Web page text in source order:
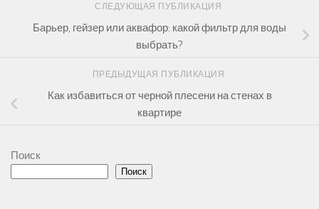
СЛЕДУЮЩАЯ ПУБЛИКАЦИЯ
Барьер, гейзер или аквафор: какой фильтр для воды
выбрать?
ПРЕДЫДУЩАЯ ПУБЛИКАЦИЯ
Как избавиться от черной плесени на стенах в
квартире
Поиск
Поиск